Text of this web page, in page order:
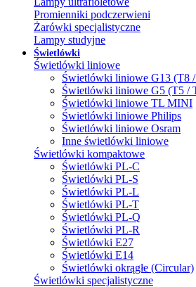
Promienniki podczerwieni
Żarówki specjalistyczne
Lampy studyjne
Świetlówki
Świetlówki liniowe
Świetlówki liniowe G13 (T8
Świetlówki liniowe G5 (T5 /
Świetlówki liniowe TL MINI
Świetlówki liniowe Philips
Świetlówki liniowe Osram
Inne świetlówki liniowe
Świetlówki kompaktowe
Świetlówki PL-C
Świetlówki PL-S
Świetlówki PL-L
Świetlówki PL-T
Świetlówki PL-Q
Świetlówki PL-R
Świetlówki E27
Świetlówki E14
Świetlówki okrągłe (Circular)
Świetlówki specjalistyczne